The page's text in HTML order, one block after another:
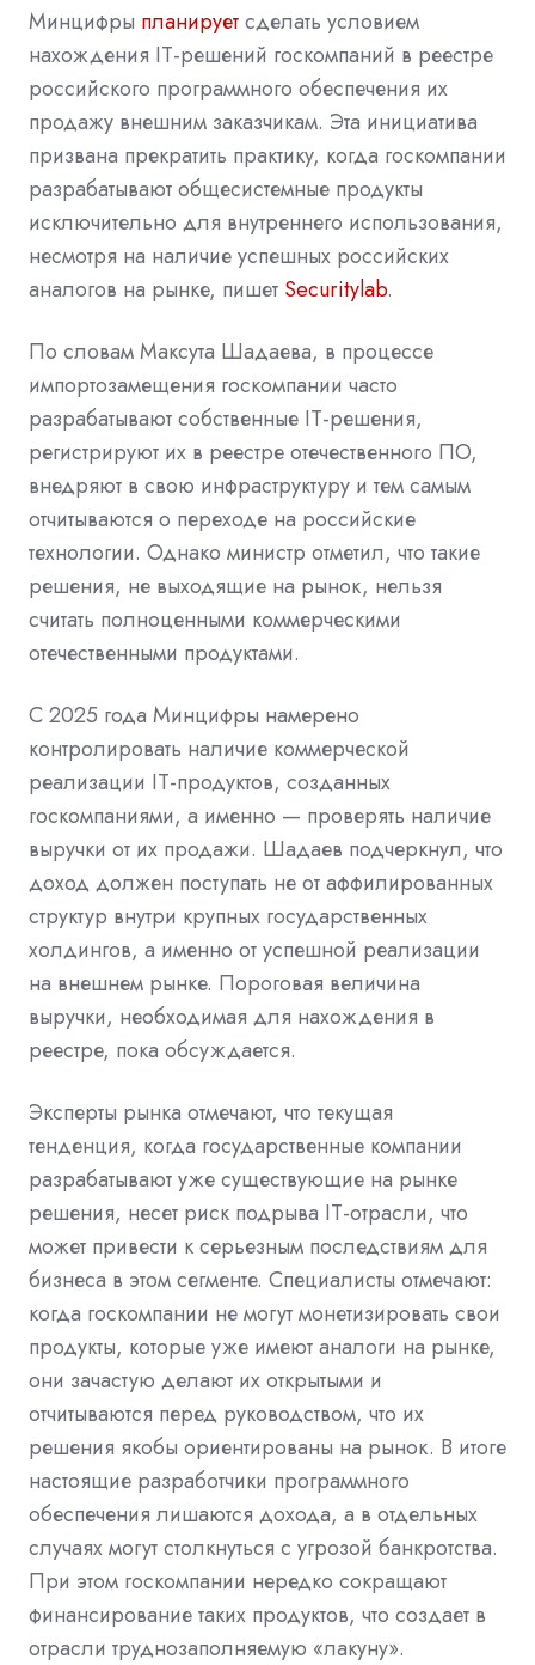
Минцифры планируетсделать условием
нахождения IT-решений госкомпаний в реестре
российского программного обеспечения их
продажу внешним заказчикам. Эта инициатива
призвана прекратить практику, когда госкомпании
разрабатывают общесистемные продукты
исключительно для внутреннего использования,
несмотря на наличие успешных российских
аналогов на рынке, пишет Securitylab.
По словам Максута Шадаева, в процессе
импортозамещения госкомпании часто
разрабатывают собственные IT-решения,
регистрируют их в реестре отечественного ПО,
внедряют в свою инфраструктуру и тем самым
отчитываются о переходе на российские
технологии. Однако министр отметил, что такие
решения, не выходящие на рынок, нельзя
считать полноценными коммерческими
отечественными продуктами.
С 2025 года Минцифры намерено
контролировать наличие коммерческой
реализации IT-продуктов, созданных
госкомпаниями, а именно — проверять наличие
выручки от их продажи. Шадаев подчеркнул, что
доход должен поступать не от аффилированных
структур внутри крупных государственных
холдингов, а именно от успешной реализации
на внешнем рынке. Пороговая величина
выручки, необходимая для нахождения в
реестре, пока обсуждается.
Эксперты рынка отмечают, что текущая
тенденция, когда государственные компании
разрабатывают уже существующие на рынке
решения, несет риск подрыва IT-отрасли, что
может привести к серьезным последствиям для
бизнеса в этом сегменте. Специалисты отмечают:
когда госкомпании не могут монетизировать свои
продукты, которые уже имеют аналоги на рынке,
они зачастую делают их открытыми и
отчитываются перед руководством, что их
решения якобы ориентированы на рынок. В итоге
настоящие разработчики программного
обеспечения лишаются дохода, а в отдельных
случаях могут столкнуться с угрозой банкротства.
При этом госкомпании нередко сокращают
финансирование таких продуктов, что создает в
отрасли труднозаполняемую «лакуну».